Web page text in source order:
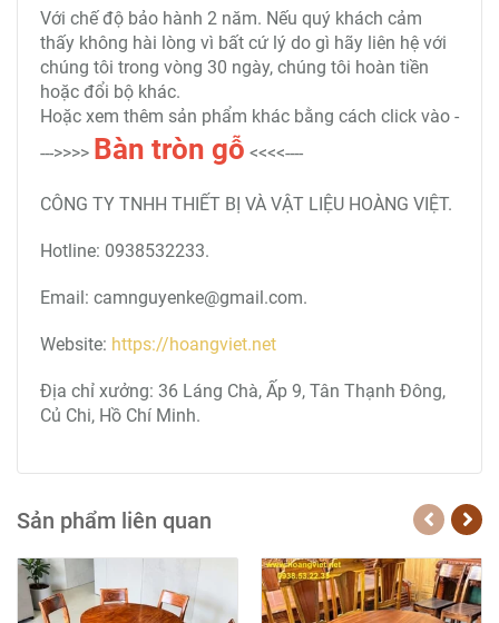
Với chế độ bảo hành 2 năm. Nếu quý khách cảm
thấy không hài lòng vì bất cứ lý do gì hãy liên hệ với
chúng tôi trong vòng 30 ngày, chúng tôi hoàn tiền
hoặc đổi bộ khác.
Hoặc xem thêm sản phẩm khác bằng cách click vào -
--->>>> Bàn tròn gỗ <<<<----
CÔNG TY TNHH THIẾT BỊ VÀ VẬT LIỆU HOÀNG VIỆT.
Hotline: 0938532233.
Email: camnguyenke@gmail.com.
Website: https://hoangviet.net
Địa chỉ xưởng: 36 Láng Chà, Ấp 9, Tân Thạnh Đông,
Củ Chi, Hồ Chí Minh.
Sản phẩm liên quan